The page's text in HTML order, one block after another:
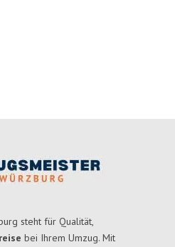
steht für Qualität,
bei Ihrem Umzug. Mit